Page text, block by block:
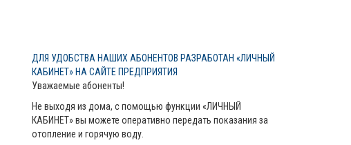
ДЛЯ УДОБСТВА НАШИХ АБОНЕНТОВ РАЗРАБОТАН «ЛИЧНЫЙ
КАБИНЕТ» НА САЙТЕ ПРЕДПРИЯТИЯ
Уважаемые абоненты!
Не выходя из дома, с помощью функции «ЛИЧНЫЙ
КАБИНЕТ» вы можете оперативно передать показания за
отопление и горячую воду.